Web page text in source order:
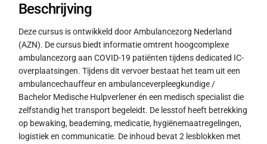
Beschrijving
Deze cursus is ontwikkeld door Ambulancezorg Nederland
(AZN). De cursus biedt informatie omtrent hoogcomplexe
ambulancezorg aan COVID-19 patiënten tijdens dedicated IC-
overplaatsingen. Tijdens dit vervoer bestaat het team uit een
ambulancechauffeur en ambulanceverpleegkundige /
Bachelor Medische Hulpverlener én een medisch specialist die
zelfstandig het transport begeleidt. De lesstof heeft betrekking
op bewaking, beademing, medicatie, hygiënemaatregelingen,
logistiek en communicatie. De inhoud bevat 2 lesblokken met